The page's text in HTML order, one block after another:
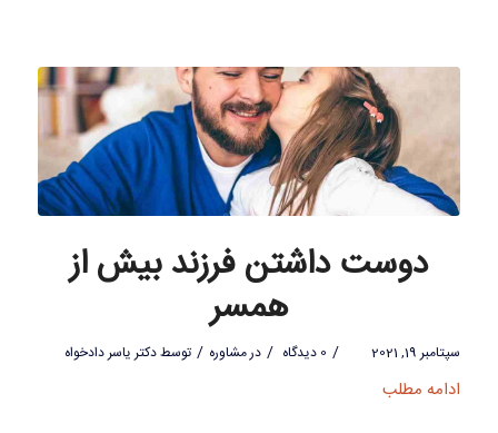
دوست داشتن فرزند بیش از
همسر
سپتامبر 19, 2021 / 0 دیدگاه / درمشاوره / توسطدکتر یاسر دادخواه
ادامه مطلب